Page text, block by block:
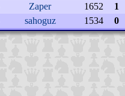
Zaper 1652
1
sahoguz 1534 0